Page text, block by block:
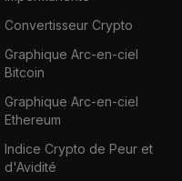
Convertisseur Crypto
Graphique Arc-en-ciel
Bitcoin
Graphique Arc-en-ciel
Ethereum
Indice Crypto de Peur et
d'Avidité